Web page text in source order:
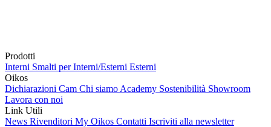
Prodotti
Interni Smalti per Interni/Esterni Esterni
Oikos
Dichiarazioni Cam Chi siamo Academy Sostenibilità Showroom
Lavora con noi
Link Utili
News Rivenditori My Oikos Contatti Iscriviti alla newsletter